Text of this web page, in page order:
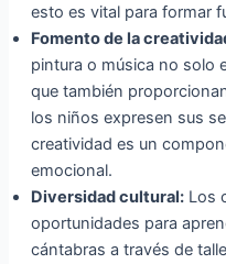
esto es vital para formar
Fomento de la
pintura o música no solo
que también
los niños expresen sus
creatividad es un
emocional.
Diversidad cultural:Los
oportunidades para
cántabras a través de